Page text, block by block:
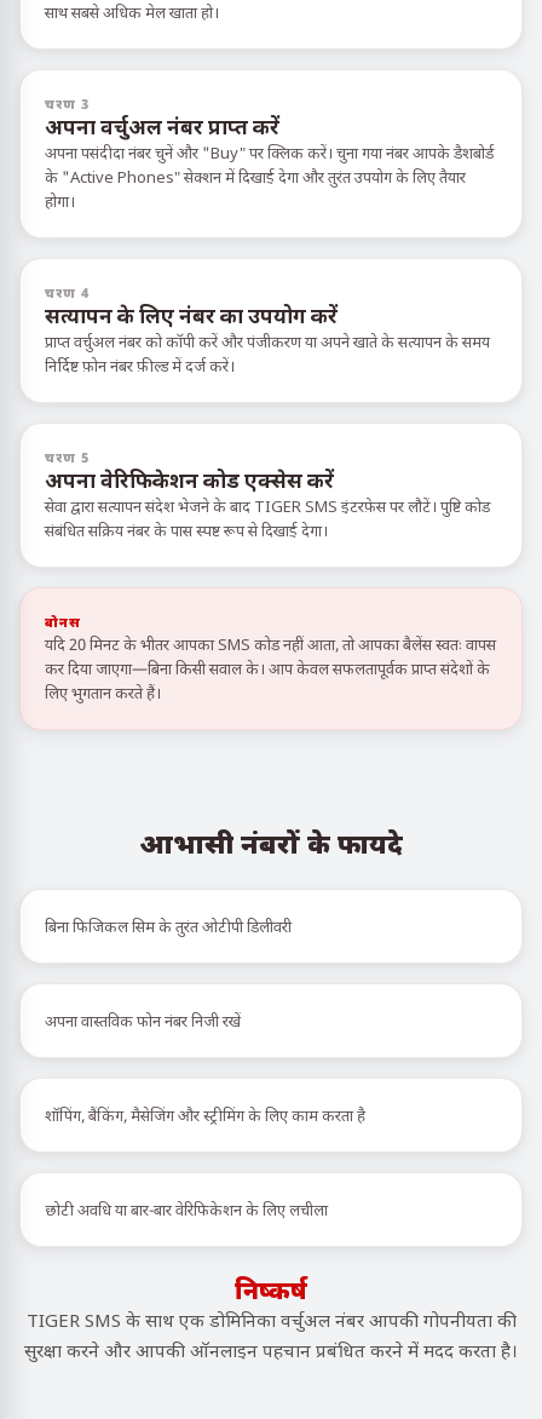
साथ सबसे अधिक मेल खाता हो।
चरण 3
अपना वर्चुअल नंबर प्राप्त करें
अपना पसंदीदा नंबर चुनें और "Buy" पर क्लिक करें। चुना गया नंबर आपके डैशबोर्ड
के "Active Phones" सेक्शन में दिखाई देगा और तुरंत उपयोग के लिए तैयार
होगा।
चरण 4
सत्यापन के लिए नंबर का उपयोग करें
प्राप्त वर्चुअल नंबर को कॉपी करें और पंजीकरण या अपने खाते के सत्यापन के समय
निर्दिष्ट फ़ोन नंबर फ़ील्ड में दर्ज करें।
चरण 5
अपना वेरिफिकेशन कोड एक्सेस करें
सेवा द्वारा सत्यापन संदेश भेजने के बाद TIGER SMS इंटरफ़ेस पर लौटें। पुष्टि कोड
संबंधित सक्रिय नंबर के पास स्पष्ट रूप से दिखाई देगा।
बोनस
यदि 20 मिनट के भीतर आपका SMS कोड नहीं आता, तो आपका बैलेंस स्वतः वापस
कर दिया जाएगा—बिना किसी सवाल के। आप केवल सफलतापूर्वक प्राप्त संदेशों के
लिए भुगतान करते हैं।
आभासी नंबरों के फायदे
बिना फिजिकल सिम के तुरंत ओटीपी डिलीवरी
अपना वास्तविक फोन नंबर निजी रखें
शॉपिंग, बैंकिंग, मैसेजिंग और स्ट्रीमिंग के लिए काम करता है
छोटी अवधि या बार-बार वेरिफिकेशन के लिए लचीला
निष्कर्ष
TIGER SMS के साथ एक डोमिनिका वर्चुअल नंबर आपकी गोपनीयता की
सुरक्षा करने और आपकी ऑनलाइन पहचान प्रबंधित करने में मदद करता है।